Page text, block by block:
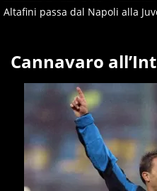
Altafini passa dal Napoli alla
Cannavaro